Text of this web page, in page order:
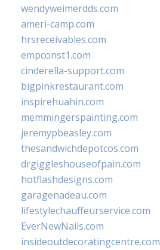
wendyweimerdds.com
ameri-camp.com
hrsreceivables.com
empconst1.com
cinderella-support.com
bigpinkrestaurant.com
inspirehuahin.com
memmingerspainting.com
jeremypbeasley.com
thesandwichdepotcos.com
drgiggleshouseofpain.com
hotflashdesigns.com
garagenadeau.com
lifestylechauffeurservice.com
EverNewNails.com
insideoutdecoratingcentre.com